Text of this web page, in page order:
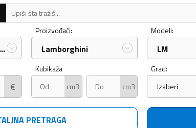
Automobili u djelovima
Proizvođači:
Lamborghini
Modeli:
LM
€
Kubikaža
cm3
cm3
Grad:
Izaberi
PRETRAGA